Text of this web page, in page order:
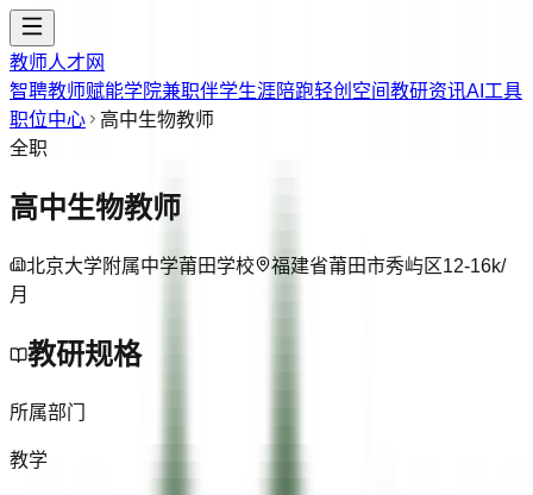
教师人才网
智聘教师赋能学院兼职伴学生涯陪跑轻创空间教研资讯AI工具
职位中心
高中生物教师
全职
高中生物教师
北京大学附属中学莆田学校 福建省莆田市秀屿区12-16k/
月
教研规格
所属部门
教学